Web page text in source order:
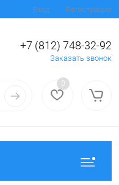
Вход Регистрация
+7 (812) 748-32-92
Заказать звонок
0